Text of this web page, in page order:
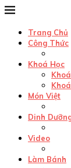
Trang Chủ
Công Thức
Khoá Học
Món Việt
Dinh
Video
Làm Bánh